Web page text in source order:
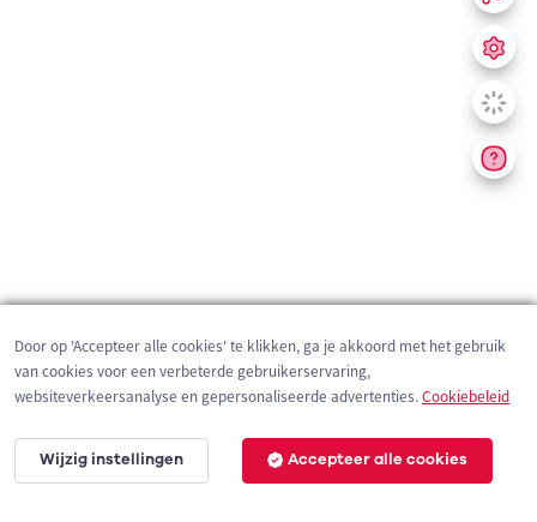
200 m
Door op 'Accepteer alle cookies' te klikken, ga je akkoord met het gebruik
van cookies voor een verbeterde gebruikerservaring,
websiteverkeersanalyse en gepersonaliseerde advertenties.Cookiebeleid
Wijzig instellingen Accepteer alle cookies